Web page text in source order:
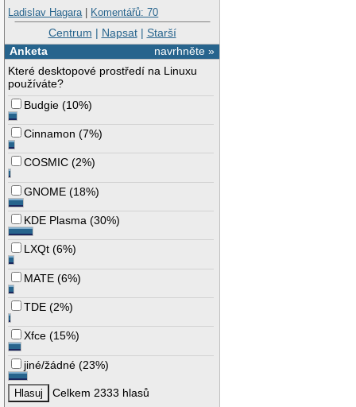
Ladislav Hagara | Komentářů: 70
Centrum | Napsat| Starší
navrhněte »
Anketa
Které desktopové prostředí na Linuxu
používáte?
Budgie (10%)
Cinnamon (7%)
COSMIC (2%)
GNOME (18%)
KDE Plasma (30%)
LXQt (6%)
MATE (6%)
TDE (2%)
Xfce (15%)
jiné/žádné (23%)
Celkem 2333 hlasů